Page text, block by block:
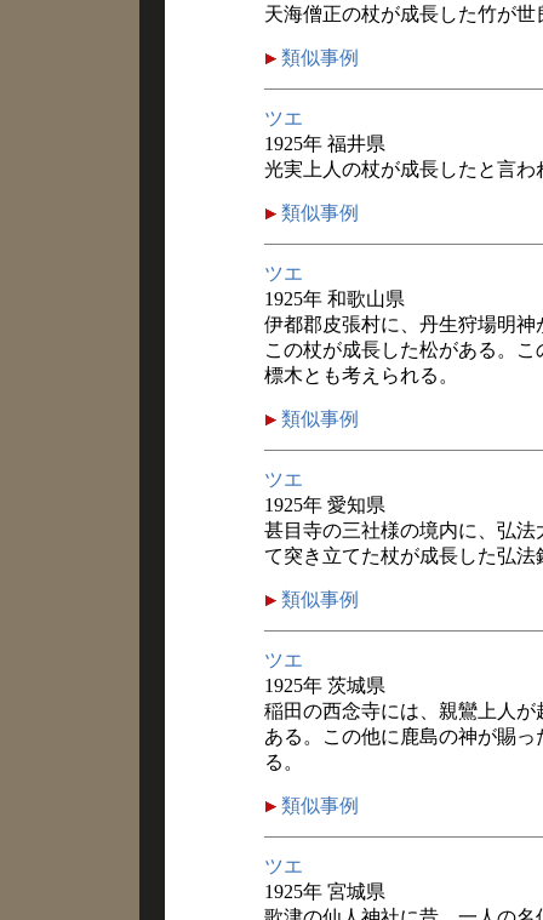
天海僧正の杖が成長した竹が
類似事例
ツエ
1925年 福井県
光実上人の杖が成長したと言
類似事例
ツエ
1925年 和歌山県
伊都郡皮張村に、丹生狩場明
この杖が成長した松がある。
標木とも考えられる。
類似事例
ツエ
1925年 愛知県
甚目寺の三社様の境内に、弘
て突き立てた杖が成長した弘法
類似事例
ツエ
1925年 茨城県
稲田の西念寺には、親鸞上人
ある。この他に鹿島の神が賜
る。
類似事例
ツエ
1925年 宮城県